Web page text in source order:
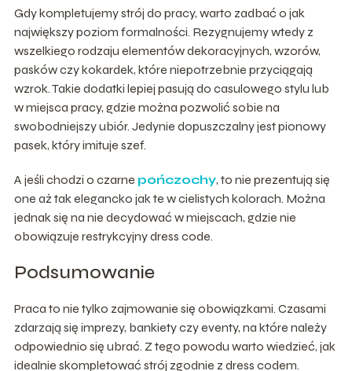
Gdy kompletujemy strój do pracy, warto zadbać o jak
największy poziom formalności. Rezygnujemy wtedy z
wszelkiego rodzaju elementów dekoracyjnych, wzorów,
pasków czy kokardek, które niepotrzebnie przyciągają
wzrok. Takie dodatki lepiej pasują do casulowego stylu lub
w miejsca pracy, gdzie można pozwolić sobie na
swobodniejszy ubiór. Jedynie dopuszczalny jest pionowy
pasek, który imituje szef.
A jeśli chodzi o czarne pończochy, to nie prezentują się
one aż tak elegancko jak te w cielistych kolorach. Można
jednak się na nie decydować w miejscach, gdzie nie
obowiązuje restrykcyjny dress code.
Podsumowanie
Praca to nie tylko zajmowanie się obowiązkami. Czasami
zdarzają się imprezy, bankiety czy eventy, na które należy
odpowiednio się ubrać. Z tego powodu warto wiedzieć, jak
idealnie skompletować strój zgodnie z dress codem.